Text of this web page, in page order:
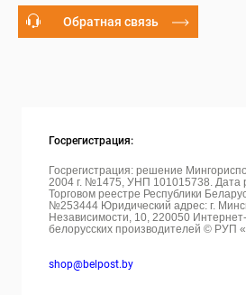
Обратная связь
Госрегистрация:
Госрегистрация: решение
2004 г. №1475, УНП 101015738. Дата
Торговом реестре Республики
№253444 Юридический адрес: г.
Независимости, 10, 220050
белорусских производителей © РУП
shop@belpost.by